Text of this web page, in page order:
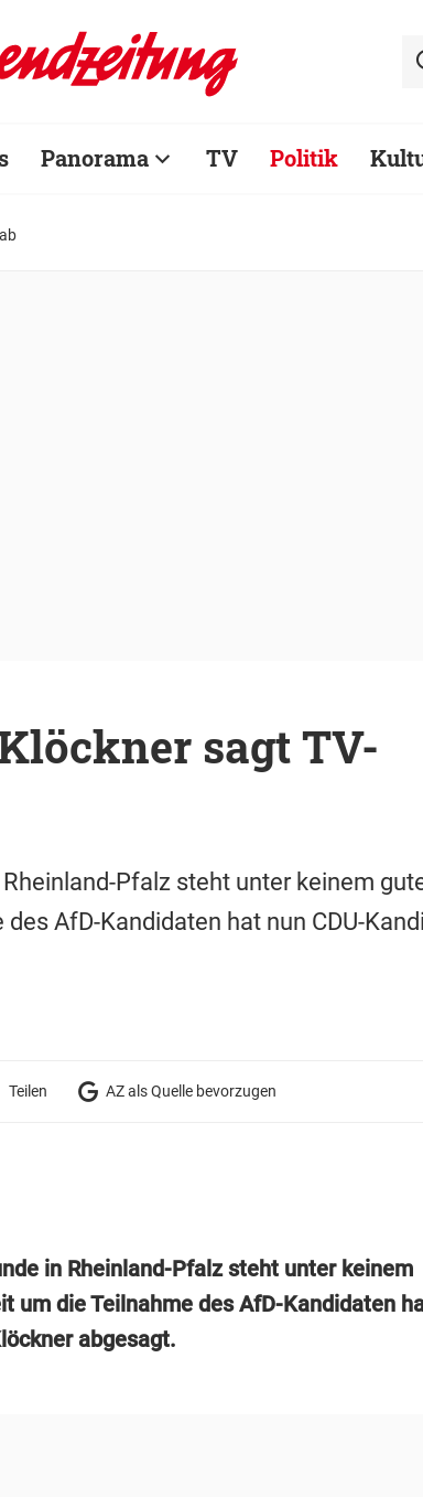
Panorama TV Politik
sagt TV-
Pfalz steht unter keinem
AfD-Kandidaten hat nun CDU-
Teilen AZ als Quelle bevorzugen
in Rheinland-Pfalz steht unter keinem
um die Teilnahme des AfD-Kandidaten
abgesagt.